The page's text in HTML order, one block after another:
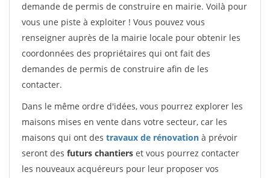
demande de permis de construire en mairie. Voilà pour
vous une piste à exploiter ! Vous pouvez vous
renseigner auprès de la mairie locale pour obtenir les
coordonnées des propriétaires qui ont fait des
demandes de permis de construire afin de les
contacter.
Dans le même ordre d'idées, vous pourrez explorer les
maisons mises en vente dans votre secteur, car les
maisons qui ont des travaux de rénovation à prévoir
seront des futurs chantiers et vous pourrez contacter
les nouveaux acquéreurs pour leur proposer vos